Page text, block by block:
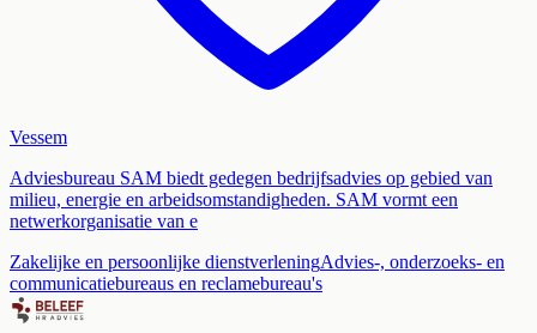
Vessem
Adviesbureau SAM biedt gedegen bedrijfsadvies op gebied van
milieu, energie en arbeidsomstandigheden. SAM vormt een
netwerkorganisatie van e
Zakelijke en persoonlijke dienstverleningAdvies-, onderzoeks- en
communicatiebureaus en reclamebureau's